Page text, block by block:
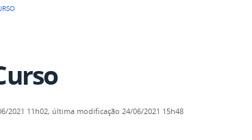
2021 11h02, última modificação 24/06/2021 15h48